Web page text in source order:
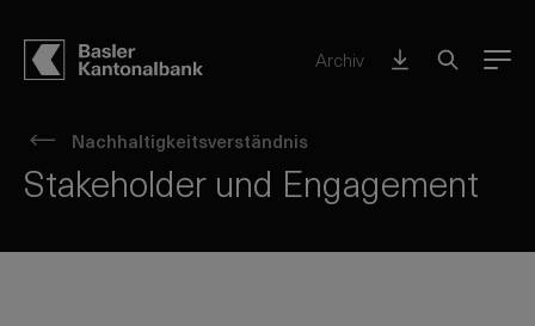
Archiv Menu
Nachhaltigkeitsverständnis
Stakeholder und Engagement